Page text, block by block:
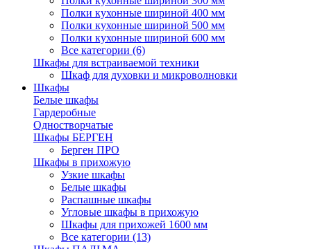
Полки кухонные шириной 400 мм
Полки кухонные шириной 500 мм
Полки кухонные шириной 600 мм
Все категории (6)
Шкафы для встраиваемой техники
Шкаф для духовки и микроволновки
Шкафы
Белые шкафы
Гардеробные
Одностворчатые
Шкафы БЕРГЕН
Берген ПРО
Шкафы в прихожую
Узкие шкафы
Белые шкафы
Распашные шкафы
Угловые шкафы в прихожую
Шкафы для прихожей 1600 мм
Все категории (13)